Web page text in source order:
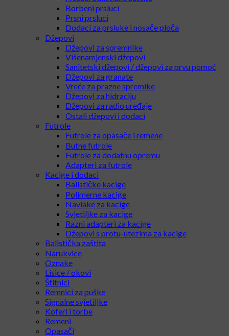
Borbeni prsluci
Prsni prsluci
Dodaci za prsluke i nosače ploča
Džepovi
Džepovi za spremnike
Višenamjenski džepovi
Sanitetski džepovi / džepovi za prvu pomoć
Džepovi za granate
Vreće za prazne spremike
Džepovi za hidraciju
Džepovi za radio uređaje
Ostali džepovi i dodaci
Futrole
Futrole za opasače i remene
Butne futrole
Futrole za dodatnu opremu
Adapteri za futrole
Kacige i dodaci
Balističke kacige
Polimerne kacige
Navlake za kacige
Svjetiljke za kacige
Razni adapteri za kacige
Džepovi s protu-utezima za kacige
Balistička zaštita
Narukvice
Oznake
Lisice / okovi
Štitnici
Remnici za puške
Signalne svjetiljke
Koferi i torbe
Remeni
Opasači